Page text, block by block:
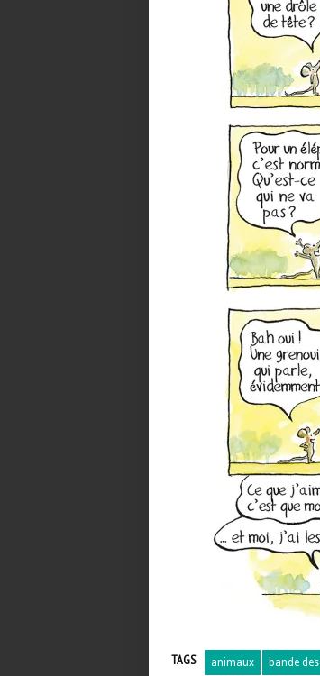
TAGS animaux bande